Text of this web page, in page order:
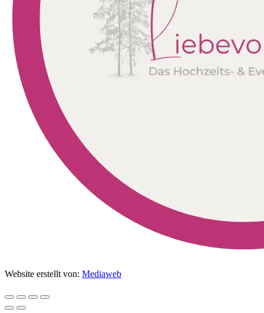
Website erstellt von: Mediaweb